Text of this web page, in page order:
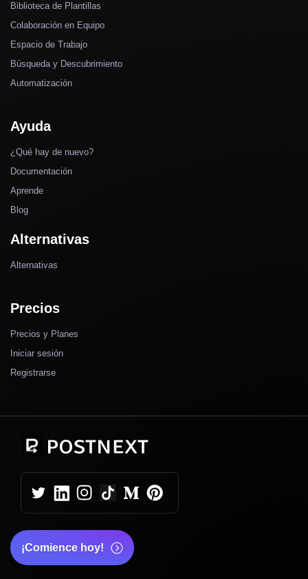
Biblioteca de Plantillas
Colaboración en Equipo
Espacio de Trabajo
Búsqueda y Descubrimiento
Automatización
Ayuda
¿Qué hay de nuevo?
Documentación
Aprende
Blog
Alternativas
Alternativas
Precios
Precios y Planes
Iniciar sesión
Registrarse
¡Comience hoy!